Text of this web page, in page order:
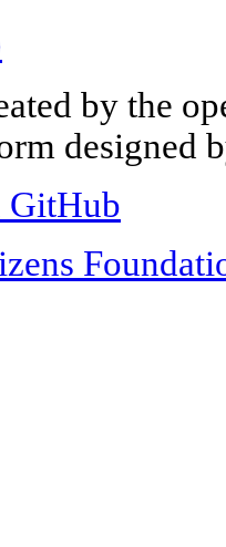
by the
designed
GitHub